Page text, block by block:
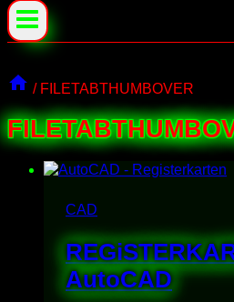
/ FILETABTHUMBOVER
CAD
AutoCAD